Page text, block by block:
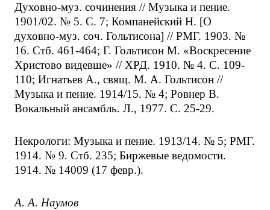
Духовно-муз. сочинения // Музыка и пение.
1901/02. № 5. С. 7; Компанейский Н. [О
духовно-муз. соч. Гольтисона] // РМГ. 1903. №
16. Стб. 461-464; Г. Гольтисон М. «Воскресение
Христово видевше» // ХРД. 1910. № 4. С. 109-
110; Игнатьев А., свящ. М. А. Гольтисон //
Музыка и пение. 1914/15. № 4; Ровнер В.
Вокальный ансамбль. Л., 1977. С. 25-29.
Некрологи: Музыка и пение. 1913/14. № 5; РМГ.
1914. № 9. Стб. 235; Биржевые ведомости.
1914. № 14009 (17 февр.).
А. А. Наумов